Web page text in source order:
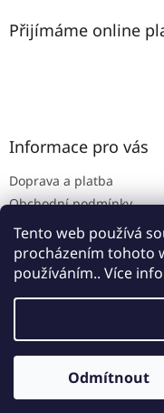
Tento web používá
procházením tohoto
používáním.. Více
Odmítnout
Přijímáme online
Informace pro vás
Doprava a platba
Obchodní podmínky
Podmínky ochrany
Copyright 2026